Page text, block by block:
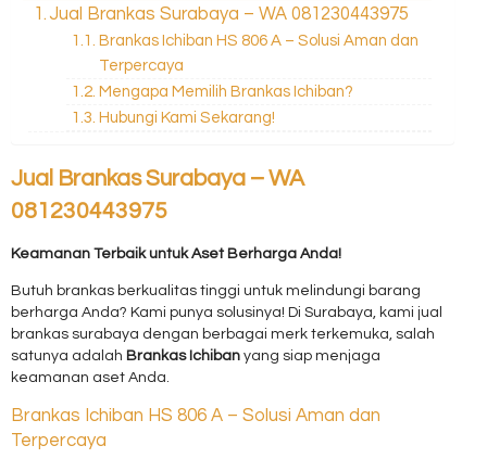
Jual Brankas Surabaya – WA 081230443975
Brankas Ichiban HS 806 A – Solusi Aman dan
Terpercaya
Mengapa Memilih Brankas Ichiban?
Hubungi Kami Sekarang!
Jual Brankas Surabaya – WA
081230443975
Keamanan Terbaik untuk Aset Berharga Anda!
Butuh brankas berkualitas tinggi untuk melindungi barang
berharga Anda? Kami punya solusinya! Di Surabaya, kami jual
brankas surabaya dengan berbagai merk terkemuka, salah
satunya adalah Brankas Ichiban yang siap menjaga
keamanan aset Anda.
Brankas Ichiban HS 806 A – Solusi Aman dan
Terpercaya